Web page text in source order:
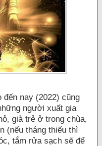
nay (2022) cũng
người xuất gia
già trẻ ở trong chùa,
(nếu tháng thiếu thì
tắm rửa sạch sẽ để